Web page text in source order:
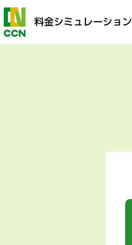
料金シミュレーション